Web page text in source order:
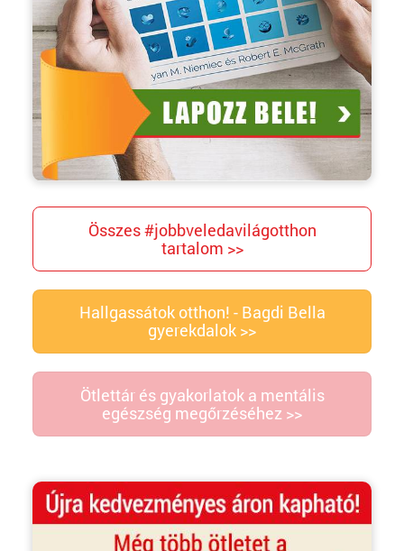
Összes #jobbveledavilágotthon
tartalom >>
Hallgassátok otthon! - Bagdi Bella
gyerekdalok >>
Ötlettár és gyakorlatok a mentális
egészség megőrzéséhez >>